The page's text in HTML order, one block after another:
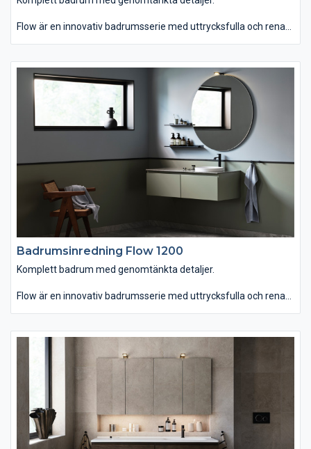
Flow är en innovativ badrumsserie med uttrycksfulla och rena
ett lite annorlunda uttryck kan du istället välja det
seminedfällda tvättstället Zone i oval eller rund form. Till det
kommer alla förvaringslösningar du kan önska. Passar dig som
vill ha ett komplett badrum med omsorgsfullt genomtänkta
Badrumsinredning Flow 1200
Komplett badrum med genomtänkta detaljer.
Flow är en innovativ badrumsserie med uttrycksfulla och rena
ett lite annorlunda uttryck kan du istället välja det
kommer alla förvaringslösningar du kan önska. Passar dig som